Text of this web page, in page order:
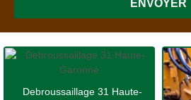
Debroussaillage 31 Haute-